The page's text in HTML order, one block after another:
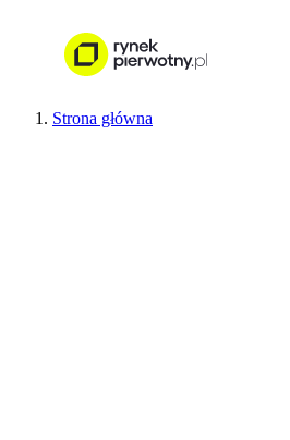
Strona główna